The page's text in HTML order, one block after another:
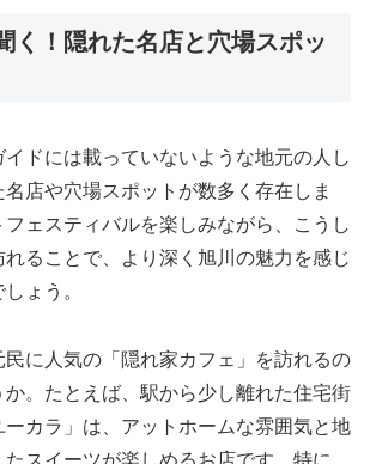
く！隠れた名店と穴場スポッ
ドには載っていないような地元の人し
店や穴場スポットが数多く存在しま
ェスティバルを楽しみながら、こうし
ることで、より深く旭川の魅力を感じ
ょう。
民に人気の「隠れ家カフェ」を訪れるの
か。たとえば、駅から少し離れた住宅街
ーカラ」は、アットホームな雰囲気と地
スイーツが楽しめるお店です。特に、